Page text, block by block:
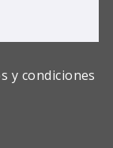
y condiciones